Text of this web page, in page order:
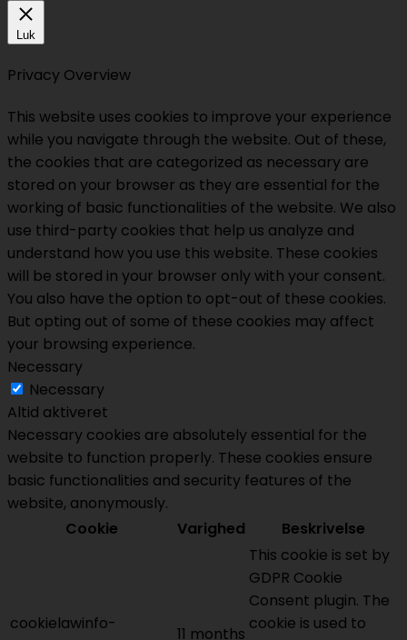
Luk
Privacy Overview
This website uses cookies to improve your experience
while you navigate through the website. Out of these,
the cookies that are categorized as necessary are
stored on your browser as they are essential for the
working of basic functionalities of the website. We also
use third-party cookies that help us analyze and
understand how you use this website. These cookies
will be stored in your browser only with your consent.
You also have the option to opt-out of these cookies.
But opting out of some of these cookies may affect
your browsing experience.
Necessary
Necessary
Altid aktiveret
Necessary cookies are absolutely essential for the
website to function properly. These cookies ensure
basic functionalities and security features of the
website, anonymously.
Cookie
Varighed Beskrivelse
cookielawinfo-
11 months
This cookie is set by
GDPR Cookie
Consent plugin. The
cookie is used to